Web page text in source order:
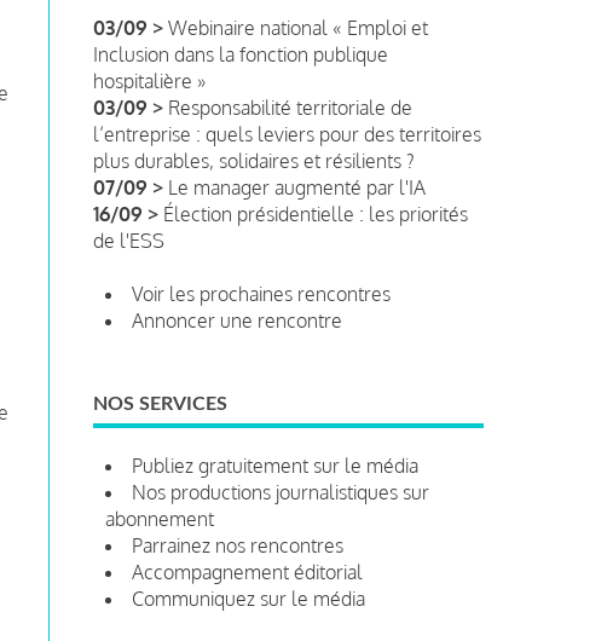
03/09 > Webinaire national « Emploi et
Inclusion dans la fonction publique
hospitalière »
03/09 > Responsabilité territoriale de
l’entreprise : quels leviers pour des territoires
plus durables, solidaires et résilients ?
07/09 > Le manager augmenté par l'IA
16/09 > Élection présidentielle : les priorités
de l'ESS
Voir les prochaines rencontres
Annoncer une rencontre
NOS SERVICES
Publiez gratuitement sur le média
Nos productions journalistiques sur
abonnement
Parrainez nos rencontres
Accompagnement éditorial
Communiquez sur le média